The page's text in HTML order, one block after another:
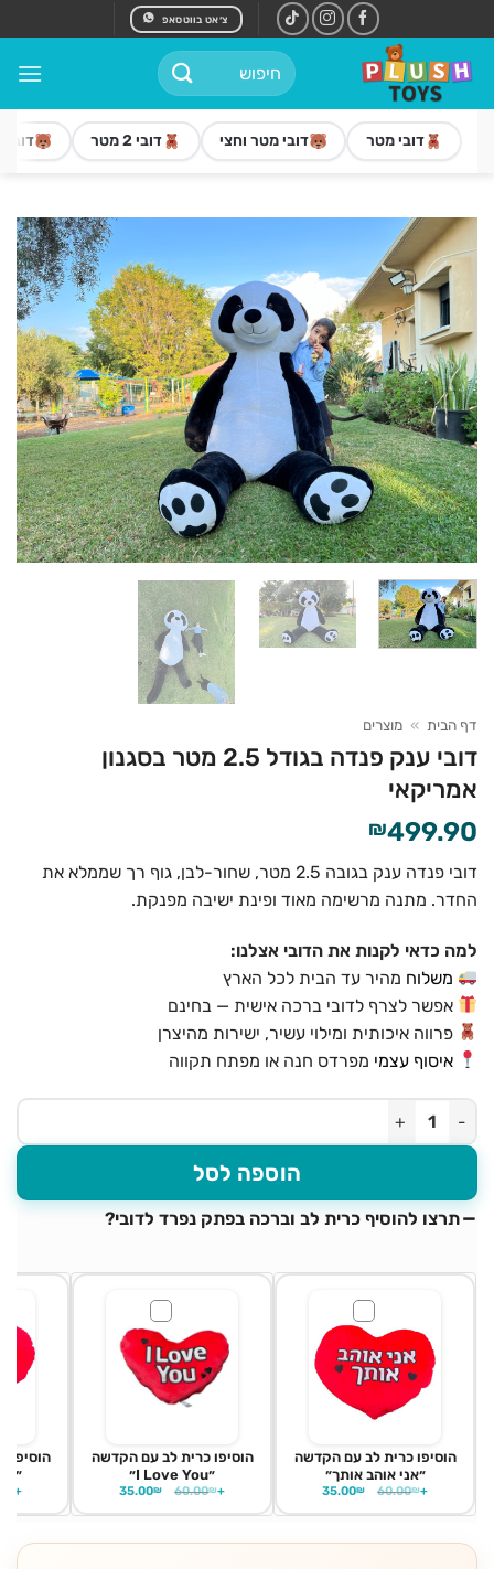
to
content
צ׳אט בווטסאפ
חיפוש
עבור:
דובי מטר דובי מטר וחצי דובי 2 מטר דובי 3 מטר
דף הבית » מוצרים
דובי ענק פנדה בגודל 2.5 מטר בסגנון
אמריקאי
₪499.90
דובי פנדה ענק בגובה 2.5 מטר, שחור-לבן, גוף רך שממלא את
החדר. מתנה מרשימה מאוד ופינת ישיבה מפנקת.
למה כדאי לקנות את הדובי אצלנו:
משלוח מהיר עד הבית לכל הארץ
אפשר לצרף לדובי ברכה אישית — בחינם
פרווה איכותית ומילוי עשיר, ישירות מהיצרן
איסוף עצמי מפרדס חנה או מפתח תקווה
כמות של דובי ענק פנדה בגודל 2.5 מטר בסגנון אמריקאי
הוספה לסל
תרצו להוסיף כרית לב וברכה בפתק נפרד לדובי?
הוסיפו כרית לב עם הקדשה
״אני אוהב אותך״
+
₪
60.00
₪
35.00
הוסיפו כרית לב עם הקדשה
״I Love You״
+
₪
60.00
₪
35.00
הוסיפו
+